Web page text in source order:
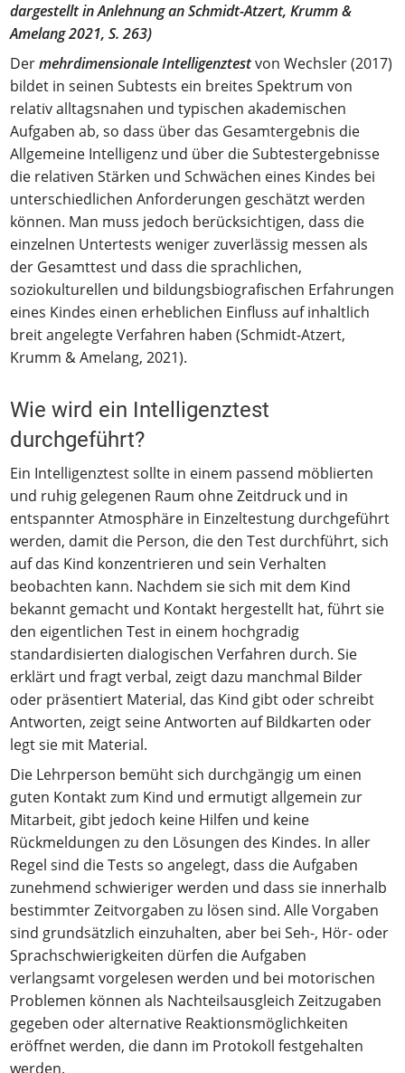
dargestellt in Anlehnung an Schmidt-Atzert, Krumm &
Amelang 2021, S. 263)
Dermehrdimensionale Intelligenztestvon Wechsler (2017)
bildet in seinen Subtests ein breites Spektrum von
relativ alltagsnahen und typischen akademischen
Aufgaben ab, so dass über das Gesamtergebnis die
Allgemeine Intelligenz und über die Subtestergebnisse
die relativen Stärken und Schwächen eines Kindes bei
unterschiedlichen Anforderungen geschätzt werden
können. Man muss jedoch berücksichtigen, dass die
einzelnen Untertests weniger zuverlässig messen als
der Gesamttest und dass die sprachlichen,
soziokulturellen und bildungsbiografischen Erfahrungen
eines Kindes einen erheblichen Einfluss auf inhaltlich
breit angelegte Verfahren haben (Schmidt-Atzert,
Krumm & Amelang, 2021).
Wie wird ein Intelligenztest
durchgeführt?
Ein Intelligenztest sollte in einem passend möblierten
und ruhig gelegenen Raum ohne Zeitdruck und in
entspannter Atmosphäre in Einzeltestung durchgeführt
werden, damit die Person, die den Test durchführt, sich
auf das Kind konzentrieren und sein Verhalten
beobachten kann. Nachdem sie sich mit dem Kind
bekannt gemacht und Kontakt hergestellt hat, führt sie
den eigentlichen Test in einem hochgradig
standardisierten dialogischen Verfahren durch. Sie
erklärt und fragt verbal, zeigt dazu manchmal Bilder
oder präsentiert Material, das Kind gibt oder schreibt
Antworten, zeigt seine Antworten auf Bildkarten oder
legt sie mit Material.
Die Lehrperson bemüht sich durchgängig um einen
guten Kontakt zum Kind und ermutigt allgemein zur
Mitarbeit, gibt jedoch keine Hilfen und keine
Rückmeldungen zu den Lösungen des Kindes. In aller
Regel sind die Tests so angelegt, dass die Aufgaben
zunehmend schwieriger werden und dass sie innerhalb
bestimmter Zeitvorgaben zu lösen sind. Alle Vorgaben
sind grundsätzlich einzuhalten, aber bei Seh-, Hör- oder
Sprachschwierigkeiten dürfen die Aufgaben
verlangsamt vorgelesen werden und bei motorischen
Problemen können als Nachteilsausgleich Zeitzugaben
gegeben oder alternative Reaktionsmöglichkeiten
eröffnet werden, die dann im Protokoll festgehalten
werden.